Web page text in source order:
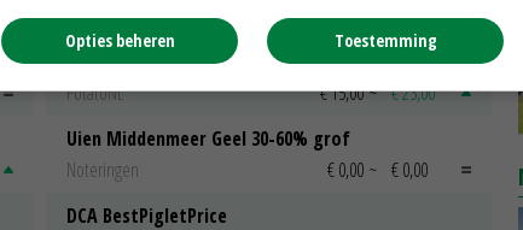
Barneveld
€ 12,00 € 0,00
Fritesgeschikt NL Du Be
PotatoNL
€ 15,00~ € 23,00
Uien Middenmeer Geel 30-60% grof
Noteringen
€ 0,00 ~ € 0,00
DCA BestPigletPrice
Toestemming
Opties beheren